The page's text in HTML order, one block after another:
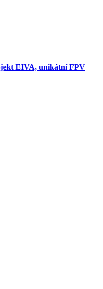
EIVA, unikátní FPV